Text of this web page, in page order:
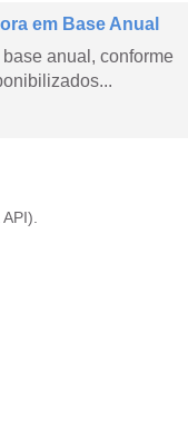
em Base Anual
anual, conforme
).